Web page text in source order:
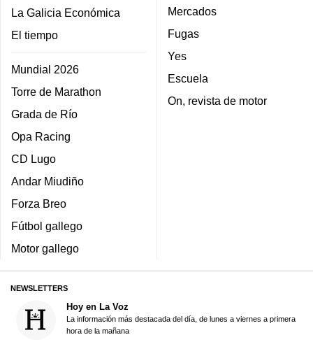
La Galicia Económica
El tiempo
Mundial 2026
Torre de Marathon
Grada de Río
Opa Racing
CD Lugo
Andar Miudiño
Forza Breo
Fútbol gallego
Motor gallego
Mercados
Fugas
Yes
Escuela
On, revista de motor
NEWSLETTERS
Hoy en La Voz
La información más destacada del día, de lunes a viernes a primera
hora de la mañana